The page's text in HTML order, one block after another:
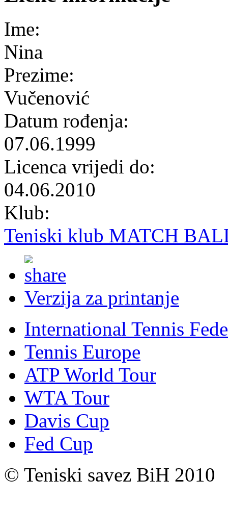
Ime:
Nina
Prezime:
Vučenović
Datum rođenja:
07.06.1999
Licenca vrijedi do:
04.06.2010
Klub:
Teniski klub MATCH
Verzija za printanje
International Tennis
Tennis Europe
ATP World Tour
WTA Tour
Davis Cup
Fed Cup
© Teniski savez BiH 2010